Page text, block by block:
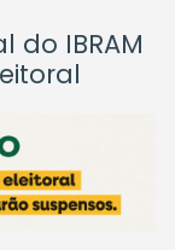
do IBRAM